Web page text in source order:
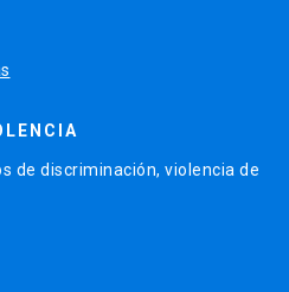
de discriminación, violencia de